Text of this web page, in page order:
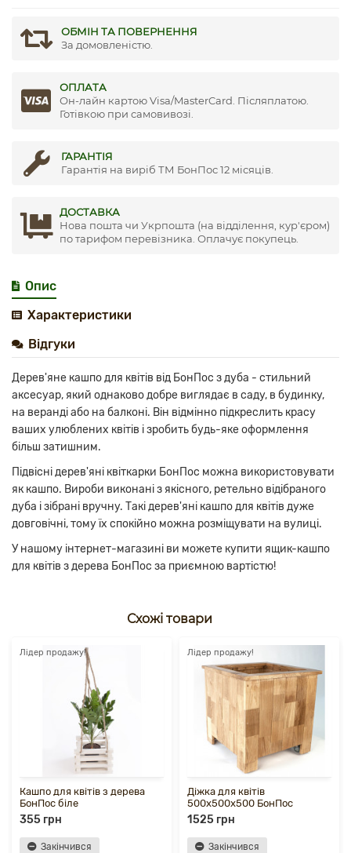
ОБМІН ТА ПОВЕРНЕННЯ
За домовленістю.
ОПЛАТА
Он-лайн картою Visa/MasterCard. Післяплатою.
Готівкою при самовивозі.
ГАРАНТІЯ
Гарантія на виріб ТМ БонПос 12 місяців.
ДОСТАВКА
Нова пошта чи Укрпошта (на відділення, кур'єром)
по тарифом перевізника. Оплачує покупець.
Опис
Характеристики
Відгуки
Дерев'яне кашпо для квітів від БонПос з дуба - стильний
аксесуар, який однаково добре виглядає в саду, в будинку,
на веранді або на балконі. Він відмінно підкреслить красу
ваших улюблених квітів і зробить будь-яке оформлення
більш затишним.
Підвісні дерев'яні квіткарки БонПос можна використовувати
як кашпо. Вироби виконані з якісного, ретельно відібраного
дуба і зібрані вручну. Такі дерев'яні кашпо для квітів дуже
довговічні, тому їх спокійно можна розміщувати на вулиці.
У нашому інтернет-магазині ви можете купити ящик-кашпо
для квітів з дерева БонПос за приємною вартістю!
Схожі товари
Лідер продажу!
Кашпо для квітів з дерева
БонПос біле
355 грн
Закінчився
Лідер продажу!
Діжка для квітів
500х500х500 БонПос
1525 грн
Закінчився